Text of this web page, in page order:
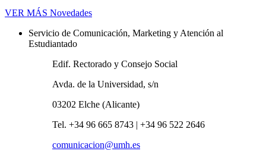
VER MÁS Novedades
Servicio de Comunicación, Marketing y Atención al
Estudiantado
Edif. Rectorado y Consejo Social
Avda. de la Universidad, s/n
03202 Elche (Alicante)
Tel. +34 96 665 8743 | +34 96 522 2646
comunicacion@umh.es